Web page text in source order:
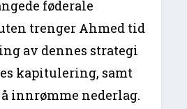
føderale
trenger Ahmed tid
av dennes strategi
kapitulering, samt
innrømme nederlag.